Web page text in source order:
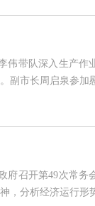
带队深入生产作
。副市长周启泉
召开第49次常务
，分析经济运行